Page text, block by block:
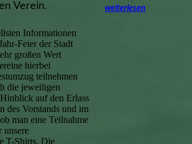
Verein.
Informationen
Feier der Stadt
großen Wert
hierbei
teilnehmen
die jeweiligen
auf den Erlass
des Vorstands und im
man eine Teilnahme
unsere
T-Shirts. Die
weiterlesen